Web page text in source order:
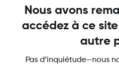
Nous avons
accédez à ce
autre
Pas d’inquiétude—nous